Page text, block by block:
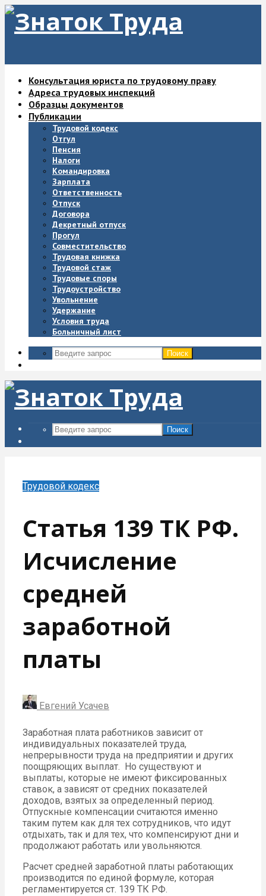
Консультация юриста по трудовому праву
Адреса трудовых инспекций
Образцы документов
Публикации
Трудовой кодекс
Отгул
Пенсия
Налоги
Командировка
Зарплата
Ответственность
Отпуск
Договора
Декретный отпуск
Прогул
Совместительство
Трудовая книжка
Трудовой стаж
Трудовые споры
Трудоустройство
Увольнение
Удержание
Условия труда
Больничный лист
Поиск
Поиск
Трудовой кодекс
Статья 139 ТК РФ.
Исчисление
средней
заработной
платы
Евгений Усачев
Заработная плата работников зависит от
индивидуальных показателей труда,
непрерывности труда на предприятии и других
поощряющих выплат. Но существуют и
выплаты, которые не имеют фиксированных
ставок, а зависят от средних показателей
доходов, взятых за определенный период.
Отпускные компенсации считаются именно
таким путем как для тех сотрудников, что идут
отдыхать, так и для тех, что компенсируют дни и
продолжают работать или увольняются.
Расчет средней заработной платы работающих
производится по единой формуле, которая
регламентируется ст. 139 ТК РФ.